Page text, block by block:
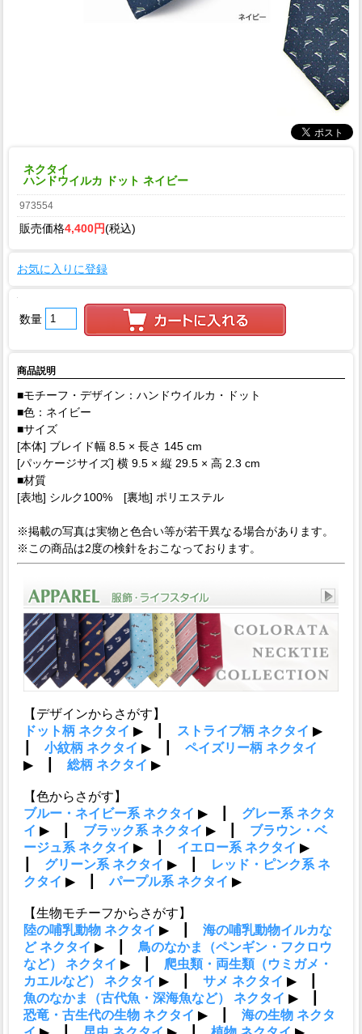
ネクタイ
ハンドウイルカ ドット ネイビー
973554
販売価格4,400円(税込)
お気に入りに登録
数量
商品説明
■モチーフ・デザイン：ハンドウイルカ・ドット
■色：ネイビー
■サイズ
[本体] ブレイド幅 8.5 × 長さ 145 cm
[パッケージサイズ] 横 9.5 × 縦 29.5 × 高 2.3 cm
■材質
[表地] シルク100% [裏地] ポリエステル
※掲載の写真は実物と色合い等が若干異なる場合があります。
※この商品は2度の検針をおこなっております。